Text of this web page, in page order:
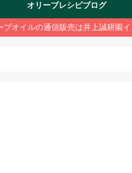
オリーブレシピブログ
ブオイルの通信販売は井上誠耕園